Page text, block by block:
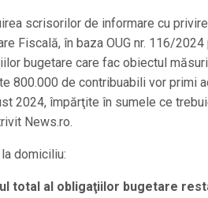
scrisorilor de informare cu
Fiscală, în baza OUG nr. 116/
bugetare care fac obiectul
800.000 de contribuabili vor primi
2024, împărţite în sumele ce
News.ro.
domiciliu:
total al obligaţiilor bugetare